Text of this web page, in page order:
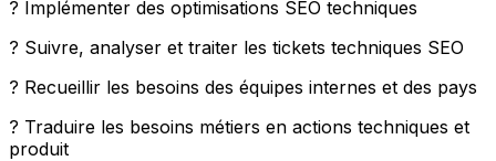
? Implémenter des optimisations SEO techniques
? Suivre, analyser et traiter les tickets techniques SEO
? Recueillir les besoins des équipes internes et des pays
? Traduire les besoins métiers en actions techniques et
produit